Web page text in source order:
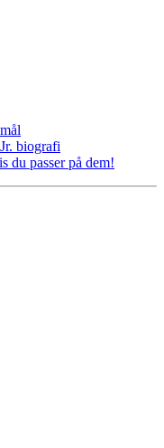
biografi
du passer på dem!